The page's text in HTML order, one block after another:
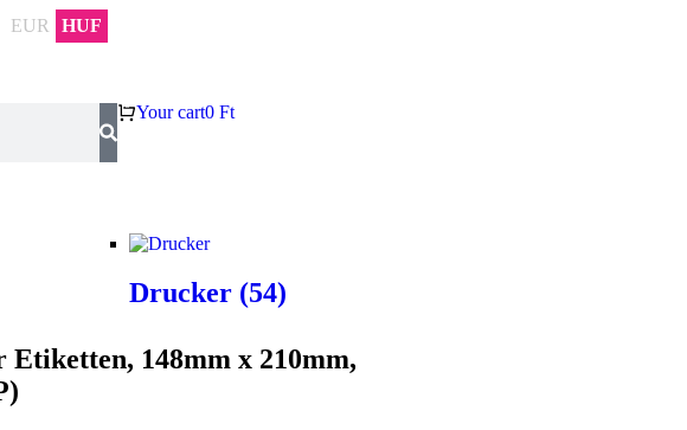
EUR HUF
Drucker (54)
Your cart0 Ft
148mm x 210mm,